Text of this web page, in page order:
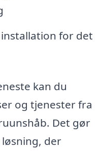
for det
kan du
og tjenester fra
Det gør
der